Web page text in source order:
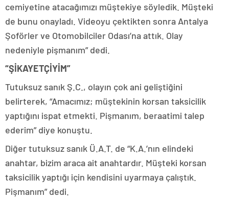
cemiyetine atacağımızı müştekiye söyledik. Müşteki
de bunu onayladı. Videoyu çektikten sonra Antalya
Şoförler ve Otomobilciler Odası’na attık. Olay
nedeniyle pişmanım” dedi.
“ŞİKAYETÇİYİM”
Tutuksuz sanık Ş.C., olayın çok ani geliştiğini
belirterek, “Amacımız; müştekinin korsan taksicilik
yaptığını ispat etmekti. Pişmanım, beraatimi talep
ederim” diye konuştu.
Diğer tutuksuz sanık Ü.A.T. de “K.A.’nın elindeki
anahtar, bizim araca ait anahtardır. Müşteki korsan
taksicilik yaptığı için kendisini uyarmaya çalıştık.
Pişmanım” dedi.